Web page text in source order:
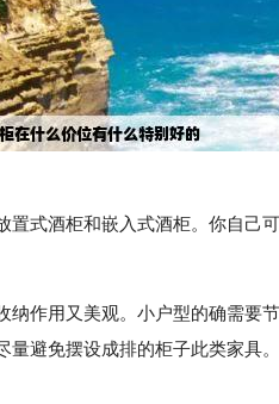
酒柜和嵌入式酒柜。你自己可
作用又美观。小户型的确需要
避免摆设成排的柜子此类家具